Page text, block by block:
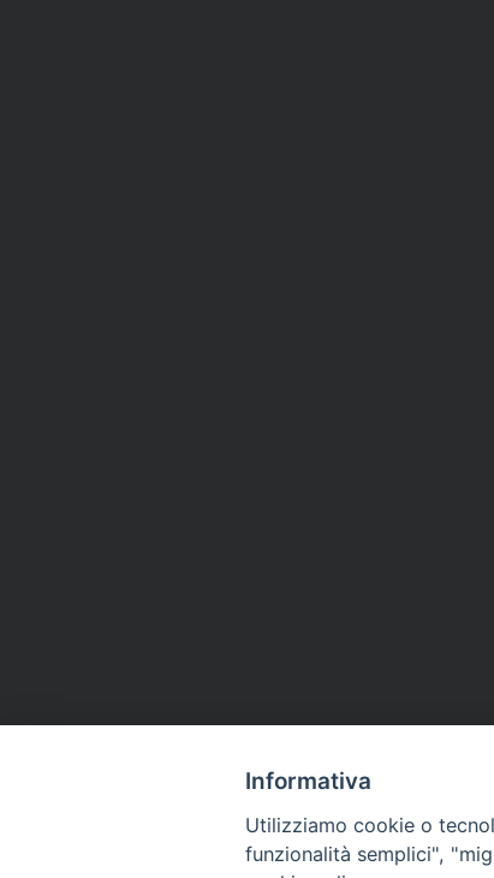
Informativa
Utilizziamo cookie o
funzionalità semplici",